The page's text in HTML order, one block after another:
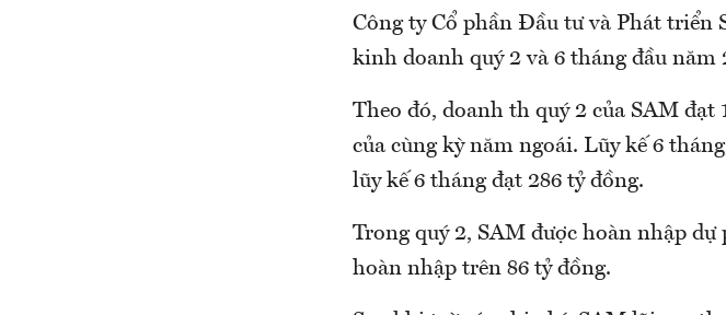
Công ty Cổ phần Đầu tư và Phát triển
kinh doanh quý 2 và 6 tháng đầu năm
Theo đó, doanh th quý 2 của SAM đạt
của cùng kỳ năm ngoái. Lũy kế 6
lũy kế 6 tháng đạt 286 tỷ đồng.
Trong quý 2, SAM được hoàn nhập
hoàn nhập trên 86 tỷ đồng.